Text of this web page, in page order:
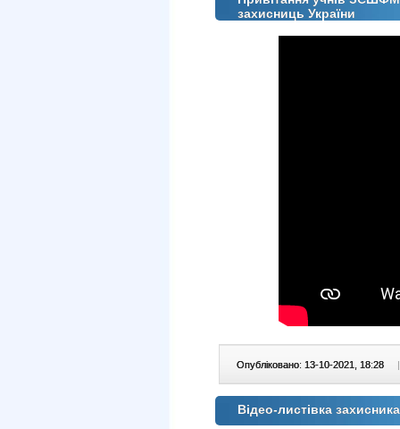
захисниць України
Опубліковано: 13-10-2021, 18:28 |
Відео-листівка